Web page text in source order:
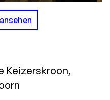
Keizerskroon,